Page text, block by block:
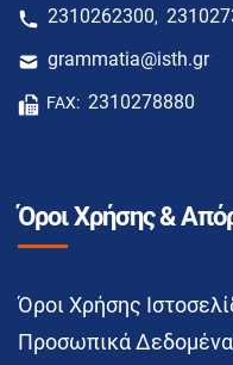
2310262300,
grammatia@isth.gr
FAX: 2310278880
Όροι Χρήσης &
Όροι Χρήσης
Προσωπικά Δεδομένα